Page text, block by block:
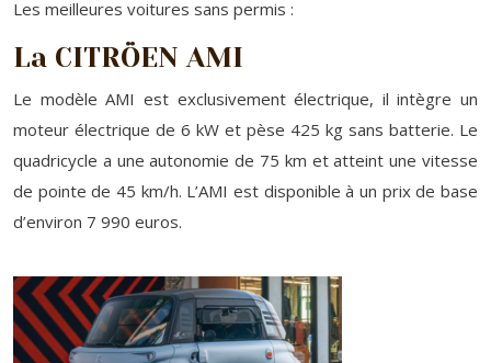
Les meilleures voitures sans permis :
La CITRÖEN AMI
Le modèle AMI est exclusivement électrique, il intègre un
moteur électrique de 6 kW et pèse 425 kg sans batterie. Le
quadricycle a une autonomie de 75 km et atteint une vitesse
de pointe de 45 km/h. L’AMI est disponible à un prix de base
d’environ 7 990 euros.